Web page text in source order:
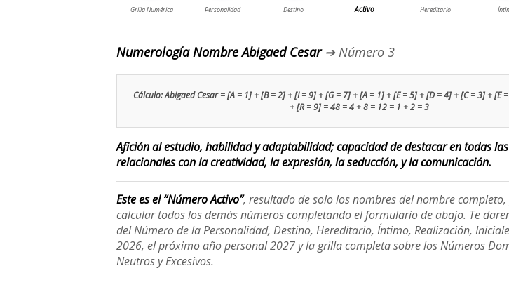
Numerología Nombre Abigaed Cesar➔ Número 3
Cálculo: Abigaed Cesar = [A = 1] + [B = 2] + [I = 9] + [G = 7] + [A = 1] + [E = 5] + [D = 4] + [C = 3] + [E
+ [R = 9] = 48 = 4 + 8 = 12 = 1 + 2 = 3
Afición al estudio, habilidad y adaptabilidad; capacidad de destacar en todas
relacionales con la creatividad, la expresión, la seducción, y la comunicación.
Este es el “Número Activo”, resultado de solo los nombres del nombre
calcular todos los demás números completando el formulario de abajo. Te
del Número de la Personalidad, Destino, Hereditario, Íntimo, Realización,
2026, el próximo año personal 2027 y la grilla completa sobre los Números
Neutros y Excesivos.